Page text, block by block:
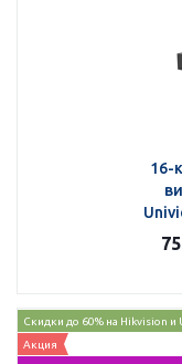
16-
Скидки до 60% на Hikvision и
Акция